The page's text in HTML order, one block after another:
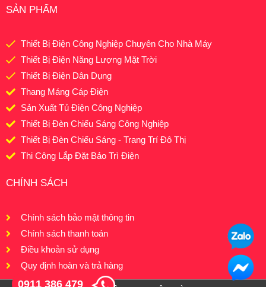
SẢN PHẨM
Thiết Bị Điện Công Nghiệp Chuyên Cho Nhà Máy
Thiết Bị Điện Năng Lượng Mặt Trời
Thiết Bị Điện Dân Dụng
Thang Máng Cáp Điện
Sản Xuất Tủ Điện Công Nghiệp
Thiết Bị Đèn Chiếu Sáng Công Nghiệp
Thiết Bị Đèn Chiếu Sáng - Trang Trí Đô Thị
Thi Công Lắp Đặt Bảo Trì Điện
CHÍNH SÁCH
Chính sách bảo mật thông tin
Chính sách thanh toán
Điều khoản sử dụng
Quy định hoàn và trả hàng
0911 386 479